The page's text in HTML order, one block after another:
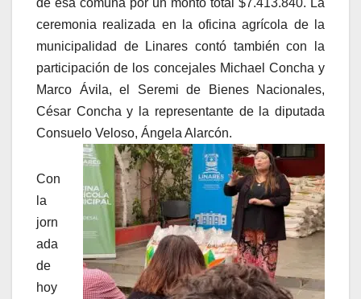
de esa comuna por un monto total $7.413.840. La
ceremonia realizada en la oficina agrícola de la
municipalidad de Linares contó también con la
participación de los concejales Michael Concha y
Marco Ávila, el Seremi de Bienes Nacionales,
César Concha y la representante de la diputada
Consuelo Veloso, Ángela Alarcón.
Con
la
jorn
ada
de
hoy